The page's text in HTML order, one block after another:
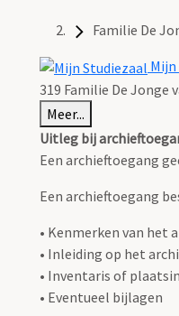
Familie De
319 Familie De Jonge
Meer...
Uitleg bij
Een archieftoegang
Een archieftoegang
• Kenmerken van het
• Inleiding op het
• Inventaris of
• Eventueel bijlagen